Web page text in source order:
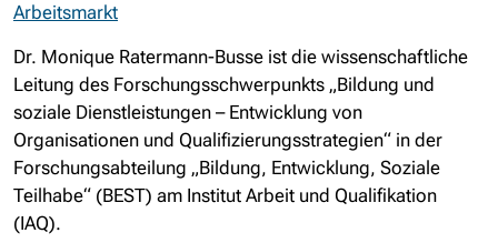
Arbeitsmarkt
Dr. Monique Ratermann-Busse ist die wissenschaftliche
Leitung des Forschungsschwerpunkts „Bildung und
soziale Dienstleistungen – Entwicklung von
Organisationen und Qualifizierungsstrategien“ in der
Forschungsabteilung „Bildung, Entwicklung, Soziale
Teilhabe“ (BEST) am Institut Arbeit und Qualifikation
(IAQ).